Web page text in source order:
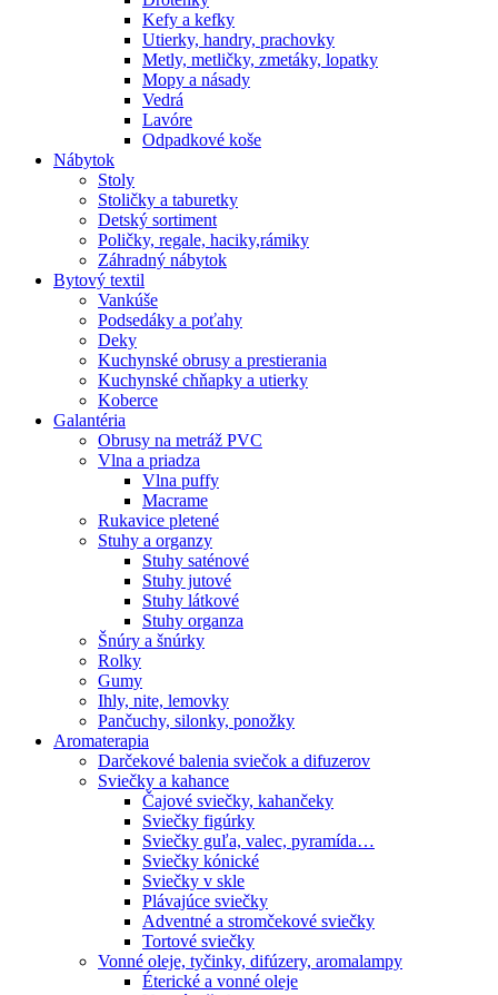
Kefy a kefky
Utierky, handry, prachovky
Metly, metličky, zmetáky, lopatky
Mopy a násady
Vedrá
Lavóre
Odpadkové koše
Nábytok
Stoly
Stoličky a taburetky
Detský sortiment
Poličky, regale, haciky,rámiky
Záhradný nábytok
Bytový textil
Vankúše
Podsedáky a poťahy
Deky
Kuchynské obrusy a prestierania
Kuchynské chňapky a utierky
Koberce
Galantéria
Obrusy na metráž PVC
Vlna a priadza
Vlna puffy
Macrame
Rukavice pletené
Stuhy a organzy
Stuhy saténové
Stuhy jutové
Stuhy látkové
Stuhy organza
Šnúry a šnúrky
Rolky
Gumy
Ihly, nite, lemovky
Pančuchy, silonky, ponožky
Aromaterapia
Darčekové balenia sviečok a difuzerov
Sviečky a kahance
Čajové sviečky, kahančeky
Sviečky figúrky
Sviečky guľa, valec, pyramída…
Sviečky kónické
Sviečky v skle
Plávajúce sviečky
Adventné a stromčekové sviečky
Tortové sviečky
Vonné oleje, tyčinky, difúzery, aromalampy
Éterické a vonné oleje